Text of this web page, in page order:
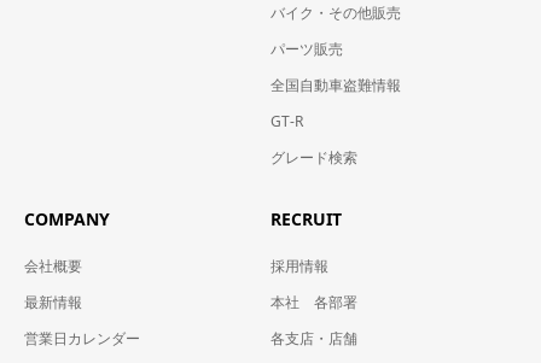
バイク・その他販売
パーツ販売
全国自動車盗難情報
GT-R
グレード検索
COMPANY
会社概要
最新情報
営業日カレンダー
RECRUIT
採用情報
本社 各部署
各支店・店舗